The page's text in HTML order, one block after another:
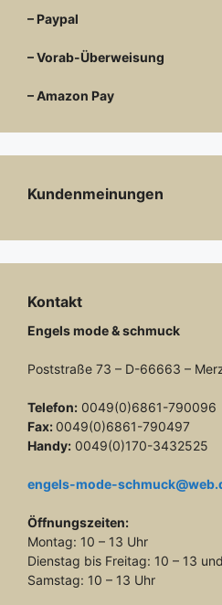
– Paypal
– Vorab-Überweisung
– Amazon Pay
Kundenmeinungen
Kontakt
Engels mode & schmuck
Poststraße 73 – D-66663 –
Telefon: 0049(0)6861-790096
Fax: 0049(0)6861-790497
Handy: 0049(0)170-3432525
engels-mode-
Öffnungszeiten:
Montag: 10 – 13 Uhr
Dienstag bis Freitag: 10 – 13
Samstag: 10 – 13 Uhr